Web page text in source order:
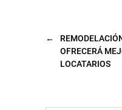
u
e
v
a
)
←
OFRECERÁ
LOCATARIOS